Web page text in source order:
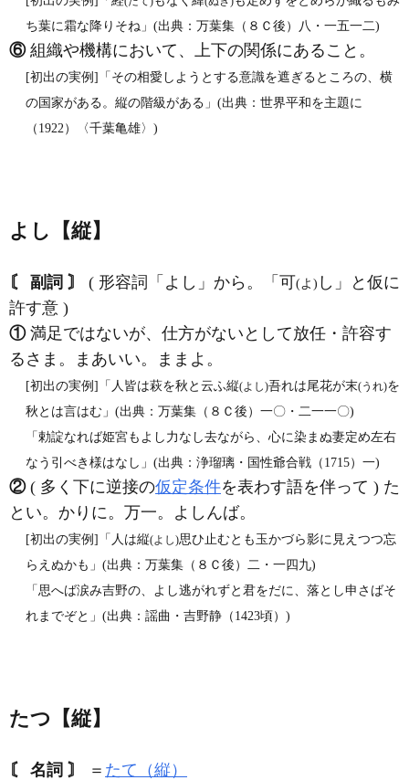
ち葉に霜な降りそね」(出典：万葉集（８Ｃ後）八・一五一二)
⑥組織や機構において、上下の関係にあること。
[初出の実例]「その相愛しようとする意識を遮ぎるところの、横
の国家がある。縦の階級がある」(出典：世界平和を主題に
（1922）〈千葉亀雄〉)
よし【縦】
〘 副詞 〙 ( 形容詞「よし」から。「可(よ) し」と仮に
許す意 )
①満足ではないが、仕方がないとして放任・許容す
るさま。まあいい。ままよ。
[初出の実例]「人皆は萩を秋と云ふ縦(よし)吾れは尾花が末(うれ)を
秋とは言はむ」(出典：万葉集（８Ｃ後）一〇・二一一〇)
「勅諚なれば姫宮もよし力なし去ながら、心に染まぬ妻定め左右
なう引べき様はなし」(出典：浄瑠璃・国性爺合戦（1715）一)
②( 多く下に逆接の仮定条件を表わす語を伴って ) た
とい。かりに。万一。よしんば。
[初出の実例]「人は縦(よし)思ひ止むとも玉かづら影に見えつつ忘
らえぬかも」(出典：万葉集（８Ｃ後）二・一四九)
「思へば涙み吉野の、よし逃がれずと君をだに、落とし申さばそ
れまでぞと」(出典：謡曲・吉野静（1423頃）)
たつ【縦】
〘 名詞 〙 ＝ たて（縦）